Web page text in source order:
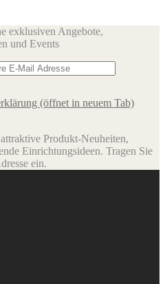
exklusiven Angebote,
und Events
(öffnet in neuem Tab)
Produkt-Neuheiten,
Einrichtungsideen. Tragen Sie
ein.